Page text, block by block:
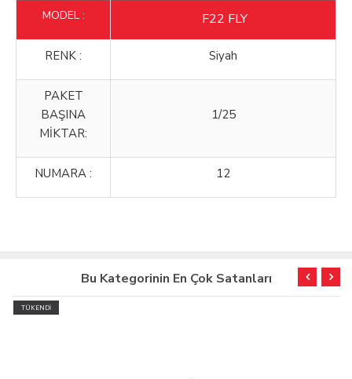
MODEL : F22 FLY
RENK : Siyah
PAKET
BAŞINA
MİKTAR:
1/25
NUMARA : 12
Bu Kategorinin En Çok Satanları
TÜKENDİ